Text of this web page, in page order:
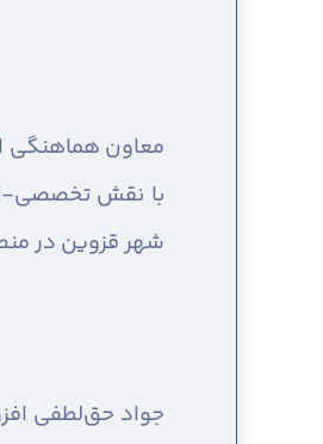
معاون هماهنگی
با نقش تخصصی-
شهر قزوین در
جواد حق‌لطفی